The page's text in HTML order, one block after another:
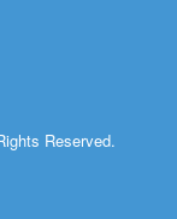
Reserved.